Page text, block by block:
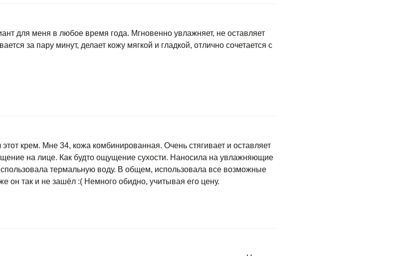
для меня в любое время года. Мгновенно увлажняет, не оставляет
за пару минут, делает кожу мягкой и гладкой, отлично сочетается с
крем. Мне 34, кожа комбинированная. Очень стягивает и оставляет
на лице. Как будто ощущение сухости. Наносила на увлажняющие
термальную воду. В общем, использовала все возможные
он так и не зашёл :( Немного обидно, учитывая его цену.